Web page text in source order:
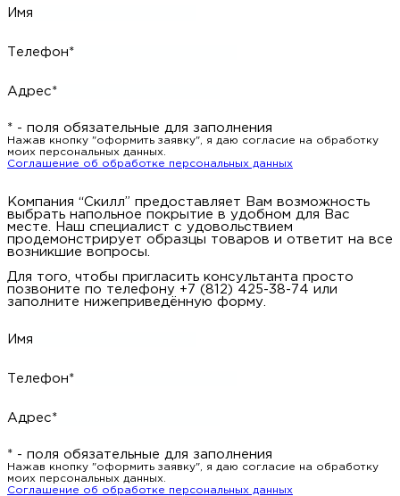
Имя
Телефон*
Адрес*
* - поля обязательные для заполнения
Нажав кнопку "оформить заявку", я даю согласие на обработку
моих персональных данных.
Соглашение об обработке персональных данных
Компания “Скилл” предоставляет Вам возможность
выбрать напольное покрытие в удобном для Вас
месте. Наш специалист с удовольствием
продемонстрирует образцы товаров и ответит на все
возникшие вопросы.
Для того, чтобы пригласить консультанта просто
позвоните по телефону +7 (812) 425-38-74 или
заполните нижеприведённую форму.
Имя
Телефон*
Адрес*
* - поля обязательные для заполнения
Нажав кнопку "оформить заявку", я даю согласие на обработку
моих персональных данных.
Соглашение об обработке персональных данных